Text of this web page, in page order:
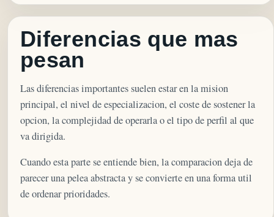
Diferencias que mas
pesan
Las diferencias importantes suelen estar en la mision
principal, el nivel de especializacion, el coste de sostener la
opcion, la complejidad de operarla o el tipo de perfil al que
va dirigida.
Cuando esta parte se entiende bien, la comparacion deja de
parecer una pelea abstracta y se convierte en una forma util
de ordenar prioridades.